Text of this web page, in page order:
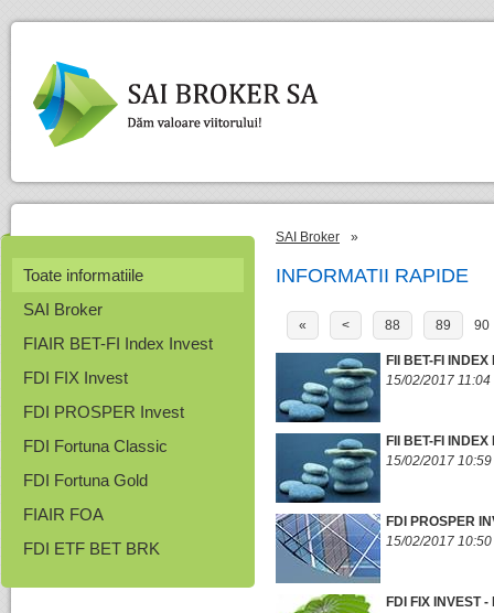
Toate informatiile
SAI Broker
FIAIR BET-FI Index Invest
FDI FIX Invest
FDI PROSPER Invest
FDI Fortuna Classic
FDI Fortuna Gold
FIAIR FOA
FDI ETF BET BRK
SAI Broker »
INFORMATII RAPIDE
« < 88 89 90
FII BET-FI
15/02/2017 11:04
FII BET-FI
15/02/2017 10:59
FDI PROSPER
15/02/2017 10:50
FDI FIX INVEST